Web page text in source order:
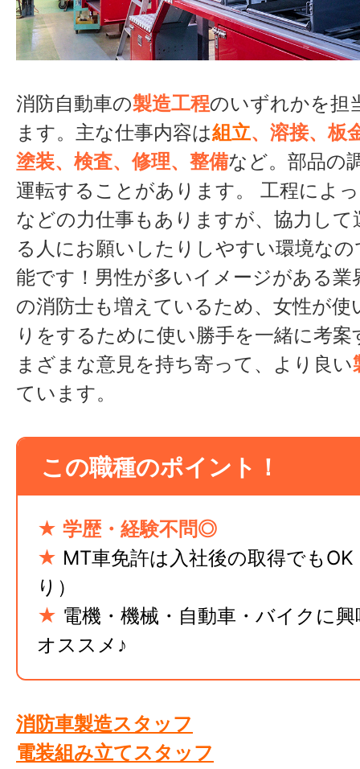
消防自動車の製造工程のいずれかを担
ます。主な仕事内容は組立、溶接、板
塗装、検査、修理、整備など。部品の
運転することがあります。 工程によ
などの力仕事もありますが、協力し
る人にお願いしたりしやすい環境なの
能です！男性が多いイメージがある業
の消防士も増えているため、女性が使
りをするために使い勝手を一緒に考
まざまな意見を持ち寄って、より良い
ています。
この職種のポイント！
★ 学歴・経験不問◎
★ MT車免許は入社後の取得でもOK
り）
★ 電機・機械・自動車・バイクに
オススメ♪
消防車製造スタッフ
電装組み立てスタッフ